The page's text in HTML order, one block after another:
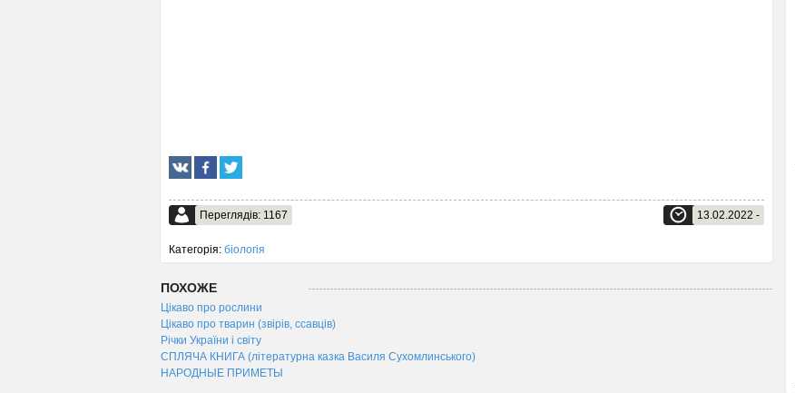
Переглядів: 1167 13.02.2022 -
Категорія: біологія
ПОХОЖЕ
Цікаво про рослини
Цікаво про тварин (звірів, ссавців)
Річки України і світу
СПЛЯЧА КНИГА (літературна казка Василя Сухомлинського)
НАРОДНЫЕ ПРИМЕТЫ